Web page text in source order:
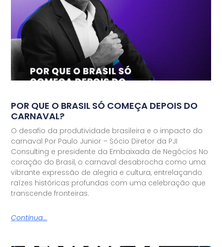
POR QUE O BRASIL SÓ COMEÇA DEPOIS DO
CARNAVAL?
O desafio da produtividade brasileira e o impacto do
carnaval Por Paulo Junior – Sócio Diretor da PJI
Consulting e presidente da Embaixada de Negócios No
coração do Brasil, o carnaval desabrocha como uma
vibrante expressão de alegria e cultura, entrelaçando
raízes históricas profundas com uma celebração que
transcende fronteiras.
Continua...